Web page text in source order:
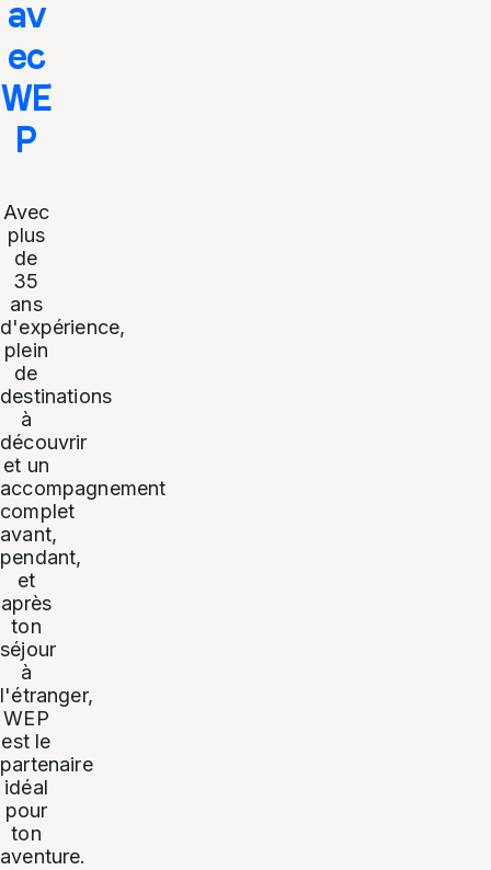
av
ec
WE
P
Avec
plus
de
35
ans
d'expérience,
plein
de
destinations
à
découvrir
et un
accompagnement
complet
avant,
pendant,
et
après
ton
séjour
à
l'étranger,
WEP
est le
partenaire
idéal
pour
ton
aventure.